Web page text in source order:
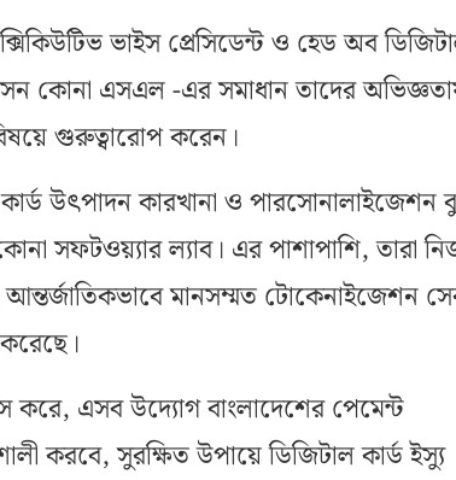
ভাইস প্রেসিডেন্ট ও হেড অব
কোনা এসএল -এর সমাধান তাদের
গুরুত্বারোপ করেন।
উৎপাদন কারখানা ও পারসোনালাইজেশন
সফটওয়্যার ল্যাব। এর পাশাপাশি, তারা
আন্তর্জাতিকভাবে মানসম্মত টোকেনাইজেশন
করে, এসব উদ্যোগ বাংলাদেশের পেমেন্ট
করবে, সুরক্ষিত উপায়ে ডিজিটাল কার্ড ইস্যু